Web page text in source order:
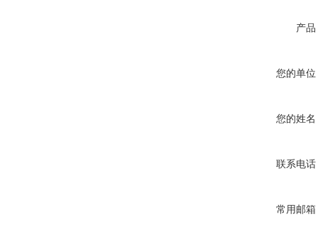
产品
您的单位
您的姓名
联系电话
常用邮箱